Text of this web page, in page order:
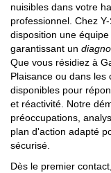
nuisibles dans votre
professionnel. Chez
disposition une
garantissant un
Que vous résidiez à
Plaisance ou dans
disponibles pour
et réactivité. Notre
préoccupations,
plan d'action adapté
sécurisé.
Dès le premier